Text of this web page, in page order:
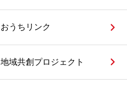
おうちリンク
地域共創プロジェクト